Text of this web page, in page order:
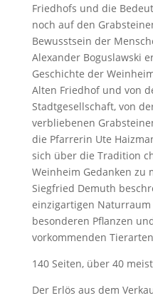
Friedhofs und die
noch auf den
Bewusstsein der
Alexander Boguslawski
Geschichte der
Alten Friedhof und von
Stadtgesellschaft, von
verbliebenen
die Pfarrerin Ute
sich über die Tradition
Weinheim Gedanken zu
Siegfried Demuth
einzigartigen
besonderen Pflanzen
vorkommenden
140 Seiten, über 40
Der Erlös aus dem